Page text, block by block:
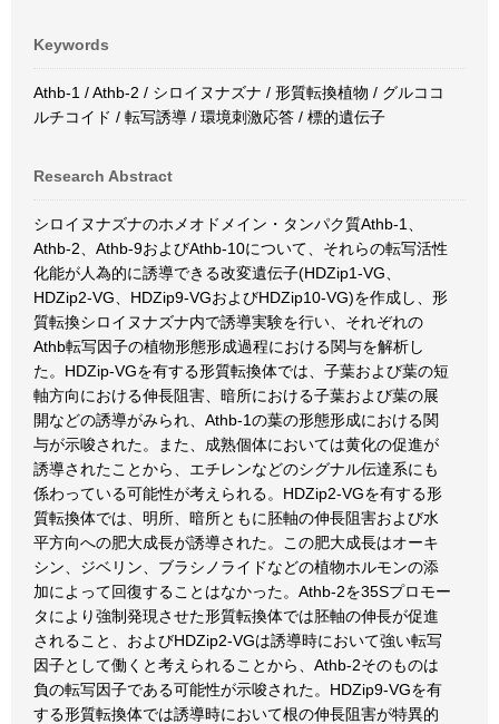
Keywords
Athb-1 / Athb-2 / シロイヌナズナ / 形質転換植物 / グルココ
ルチコイド / 転写誘導 / 環境刺激応答 / 標的遺伝子
Research Abstract
シロイヌナズナのホメオドメイン・タンパク質Athb-1、
Athb-2、Athb-9およびAthb-10について、それらの転写活性
化能が人為的に誘導できる改変遺伝子(HDZip1-VG、
HDZip2-VG、HDZip9-VGおよびHDZip10-VG)を作成し、形
質転換シロイヌナズナ内で誘導実験を行い、それぞれの
Athb転写因子の植物形態形成過程における関与を解析し
た。HDZip-VGを有する形質転換体では、子葉および葉の短
軸方向における伸長阻害、暗所における子葉および葉の展
開などの誘導がみられ、Athb-1の葉の形態形成における関
与が示唆された。また、成熟個体においては黄化の促進が
誘導されたことから、エチレンなどのシグナル伝達系にも
係わっている可能性が考えられる。HDZip2-VGを有する形
質転換体では、明所、暗所ともに胚軸の伸長阻害および水
平方向への肥大成長が誘導された。この肥大成長はオーキ
シン、ジベリン、ブラシノライドなどの植物ホルモンの添
加によって回復することはなかった。Athb-2を35Sプロモー
タにより強制発現させた形質転換体では胚軸の伸長が促進
されること、およびHDZip2-VGは誘導時において強い転写
因子として働くと考えられることから、Athb-2そのものは
負の転写因子である可能性が示唆された。HDZip9-VGを有
する形質転換体では誘導時において根の伸長阻害が特異的